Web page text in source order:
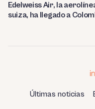
Edelweiss Air, la
suiza, ha llegado a
Últimas noticias